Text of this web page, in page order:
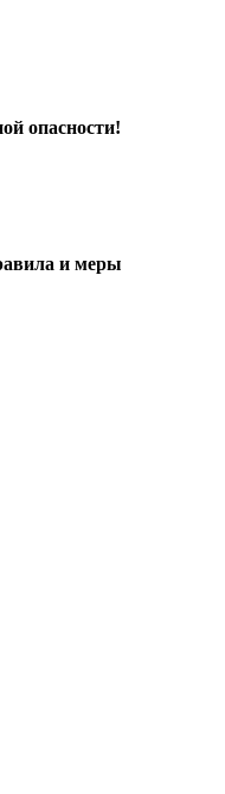
опасности!
и меры